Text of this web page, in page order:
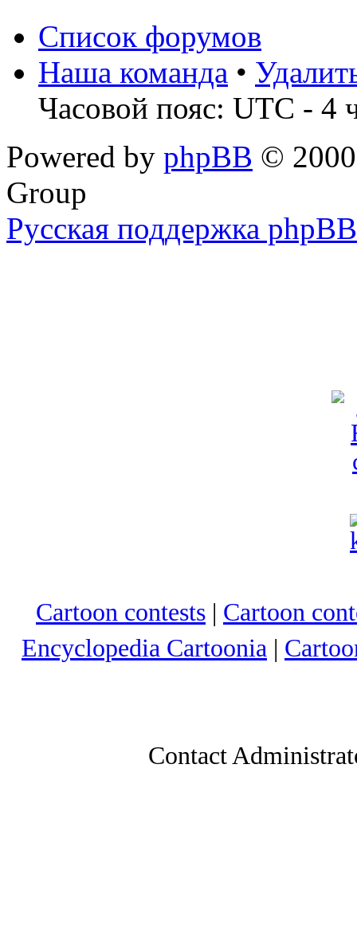
Список форумов
Наша команда •
Часовой пояс: UTC - 4
Powered by phpBB ©
Group
Русская поддержка phpBB
Cartoon contests | Cartoon
Encyclopedia Cartoonia |
Contact